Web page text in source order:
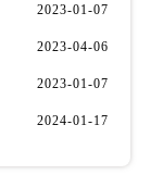
2023-01-07
2023-04-06
2023-01-07
2024-01-17